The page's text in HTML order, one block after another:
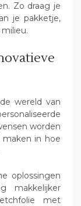
Zo draag je
je pakketje,
wereld van
worden
in hoe
oplossingen
makkelijker
met